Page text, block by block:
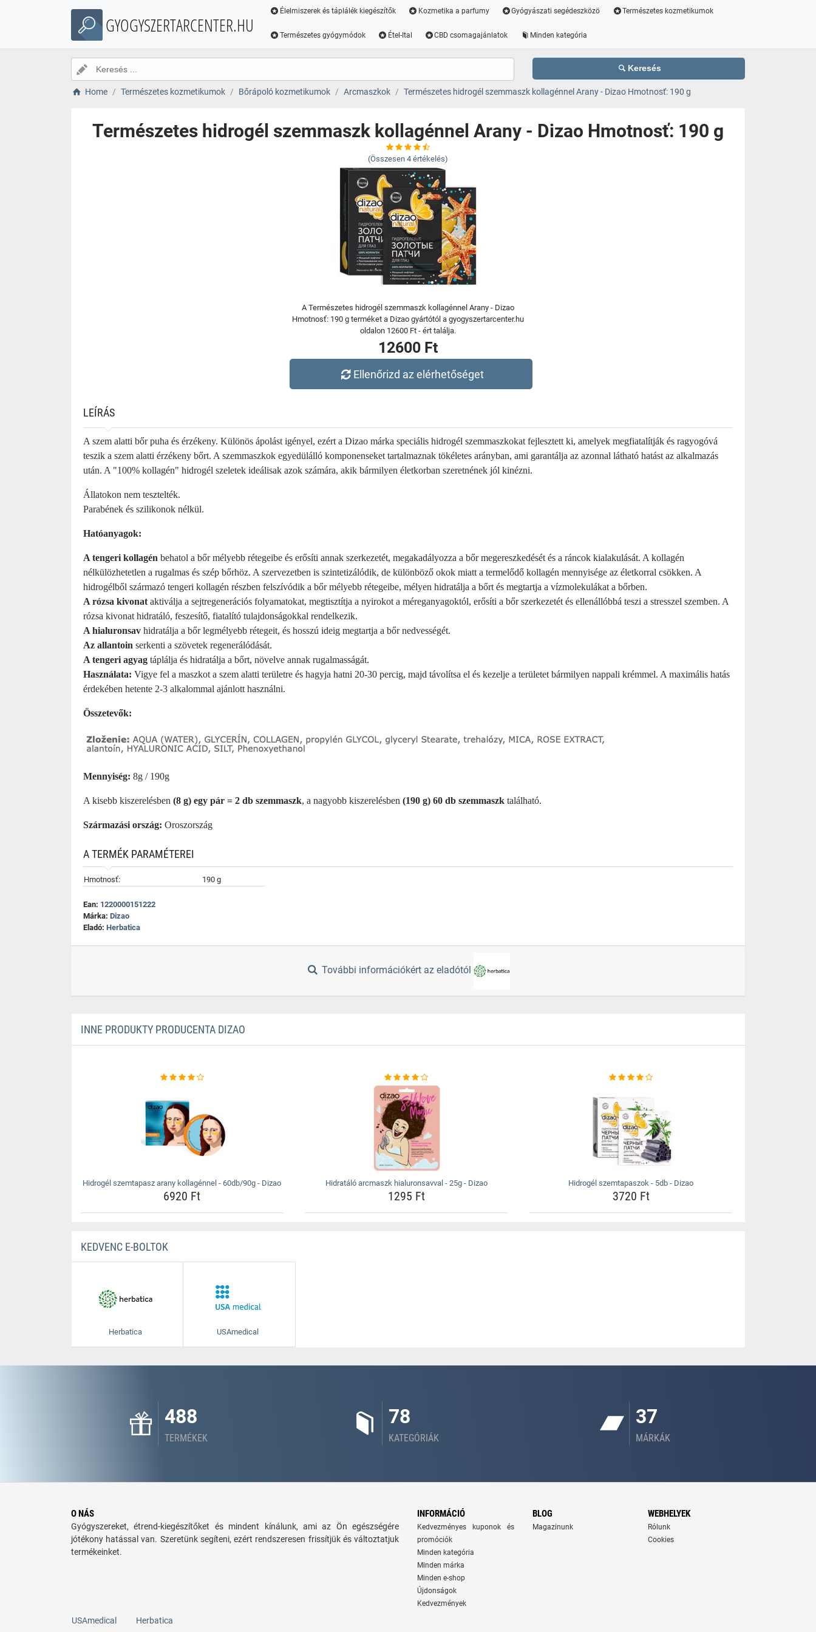
GYOGYSZERTARCENTER.HU
Élelmiszerek és táplálék kiegészítők Kozmetika a parfumy Gyógyászati segédeszközö Természetes kozmetikumok
Természetes gyógymódok Étel-Ital CBD csomagajánlatok Minden kategória
Keresés
Home Természetes kozmetikumok Bőrápoló kozmetikumok Arcmaszkok Természetes hidrogél szemmaszk kollagénnel Arany - Dizao Hmotnosť: 190 g
Természetes hidrogél szemmaszk kollagénnel Arany - Dizao Hmotnosť: 190 g
(Összesen 4 értékelés)
A Természetes hidrogél szemmaszk kollagénnel Arany - Dizao
Hmotnosť: 190 g terméket a Dizao gyártótól a gyogyszertarcenter.hu
oldalon 12600 Ft - ért találja.
12600 Ft
Ellenőrizd az elérhetőséget
LEÍRÁS
A szem alatti bőr puha és érzékeny. Különös ápolást igényel, ezért a Dizao márka speciális hidrogél szemmaszkokat fejlesztett ki, amelyek megfiatalítják és ragyogóvá
teszik a szem alatti érzékeny bőrt. A szemmaszkok egyedülálló komponenseket tartalmaznak tökéletes arányban, ami garantálja az azonnal látható hatást az alkalmazás
után. A "100% kollagén" hidrogél szeletek ideálisak azok számára, akik bármilyen életkorban szeretnének jól kinézni.
Állatokon nem tesztelték.
Parabének és szilikonok nélkül.
Hatóanyagok:
A tengeri kollagén behatol a bőr mélyebb rétegeibe és erősíti annak szerkezetét, megakadályozza a bőr megereszkedését és a ráncok kialakulását. A kollagén
nélkülözhetetlen a rugalmas és szép bőrhöz. A szervezetben is szintetizálódik, de különböző okok miatt a termelődő kollagén mennyisége az életkorral csökken. A
hidrogélből származó tengeri kollagén részben felszívódik a bőr mélyebb rétegeibe, mélyen hidratálja a bőrt és megtartja a vízmolekulákat a bőrben.
A rózsa kivonat aktiválja a sejtregenerációs folyamatokat, megtisztítja a nyirokot a méreganyagoktól, erősíti a bőr szerkezetét és ellenállóbbá teszi a stresszel szemben. A
rózsa kivonat hidratáló, feszesítő, fiatalító tulajdonságokkal rendelkezik.
A hialuronsav hidratálja a bőr legmélyebb rétegeit, és hosszú ideig megtartja a bőr nedvességét.
Az allantoin serkenti a szövetek regenerálódását.
A tengeri agyag táplálja és hidratálja a bőrt, növelve annak rugalmasságát.
Használata: Vigye fel a maszkot a szem alatti területre és hagyja hatni 20-30 percig, majd távolítsa el és kezelje a területet bármilyen nappali krémmel. A maximális hatás
érdekében hetente 2-3 alkalommal ajánlott használni.
Összetevők:
Mennyiség: 8g / 190g
A kisebb kiszerelésben (8 g) egy pár = 2 db szemmaszk, a nagyobb kiszerelésben (190 g) 60 db szemmaszk található.
Származási ország: Oroszország
A TERMÉK PARAMÉTEREI
Hmotnosť: 190 g
Ean: 1220000151222
Márka: Dizao
Eladó: Herbatica
További információkért az eladótól
INNE PRODUKTY PRODUCENTA DIZAO
Hidrogél szemtapasz arany kollagénnel - 60db/90g - Dizao
6920 Ft
Hidratáló arcmaszk hialuronsavval - 25g - Dizao
1295 Ft
Hidrogél szemtapaszok - 5db - Dizao
3720 Ft
KEDVENC E-BOLTOK
Herbatica USAmedical
488
TERMÉKEK
78
KATEGÓRIÁK
37
MÁRKÁK
O NÁS
Gyógyszereket, étrend-kiegészítőket és mindent kínálunk, ami az Ön egészségére
jótékony hatással van. Szeretünk segíteni, ezért rendszeresen frissítjük és változtatjuk
termékeinket.
INFORMÁCIÓ
Kedvezményes kuponok és
promóciók
Minden kategória
Minden márka
Minden e-shop
Újdonságok
Kedvezmények
BLOG
Magazinunk
WEBHELYEK
Rólunk
Cookies
USAmedical Herbatica